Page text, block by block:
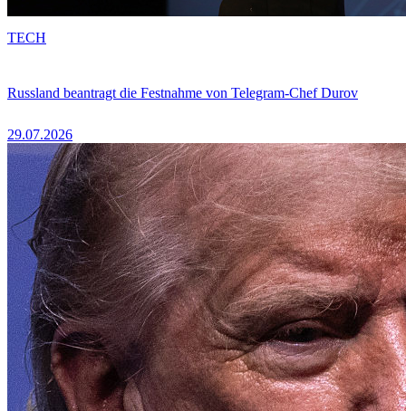
Russland beantragt die Festnahme von Telegram-Chef Durov
29.07.2026
TECH